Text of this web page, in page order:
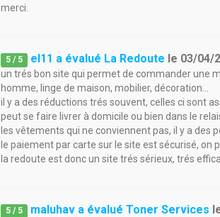
merci.
5 / 5 el11 a évalué La Redoute le 03/04/
un trés bon site qui permet de commander une
homme, linge de maison, mobilier, décoration...
il y a des réductions trés souvent, celles ci sont
peut se faire livrer à domicile ou bien dans le
les vêtements qui ne conviennent pas, il y a des
le paiement par carte sur le site est sécurisé, on
la redoute est donc un site trés sérieux, trés
5 / 5 maluhav a évalué Toner Services